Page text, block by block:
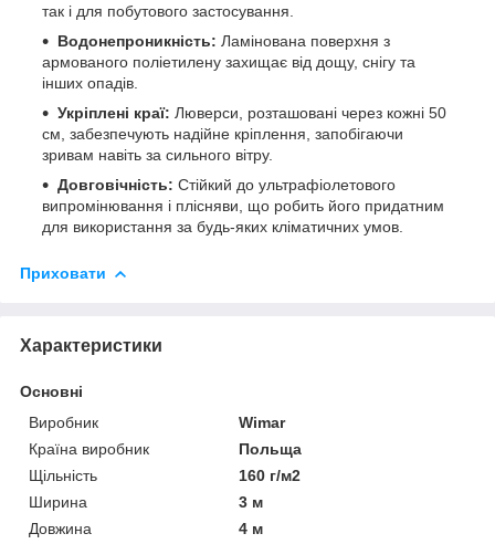
так і для побутового застосування.
Водонепроникність: Ламінована поверхня з
армованого поліетилену захищає від дощу, снігу та
інших опадів.
Укріплені краї: Люверси, розташовані через кожні 50
см, забезпечують надійне кріплення, запобігаючи
зривам навіть за сильного вітру.
Довговічність: Стійкий до ультрафіолетового
випромінювання і плісняви, що робить його придатним
для використання за будь-яких кліматичних умов.
Приховати
Характеристики
Основні
Виробник
Wimar
Країна виробник
Польща
Щільність
160 г/м2
Ширина
3 м
Довжина
4 м